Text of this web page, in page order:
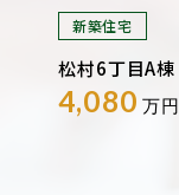
新築住宅
松村6丁目A棟
4,080 万円